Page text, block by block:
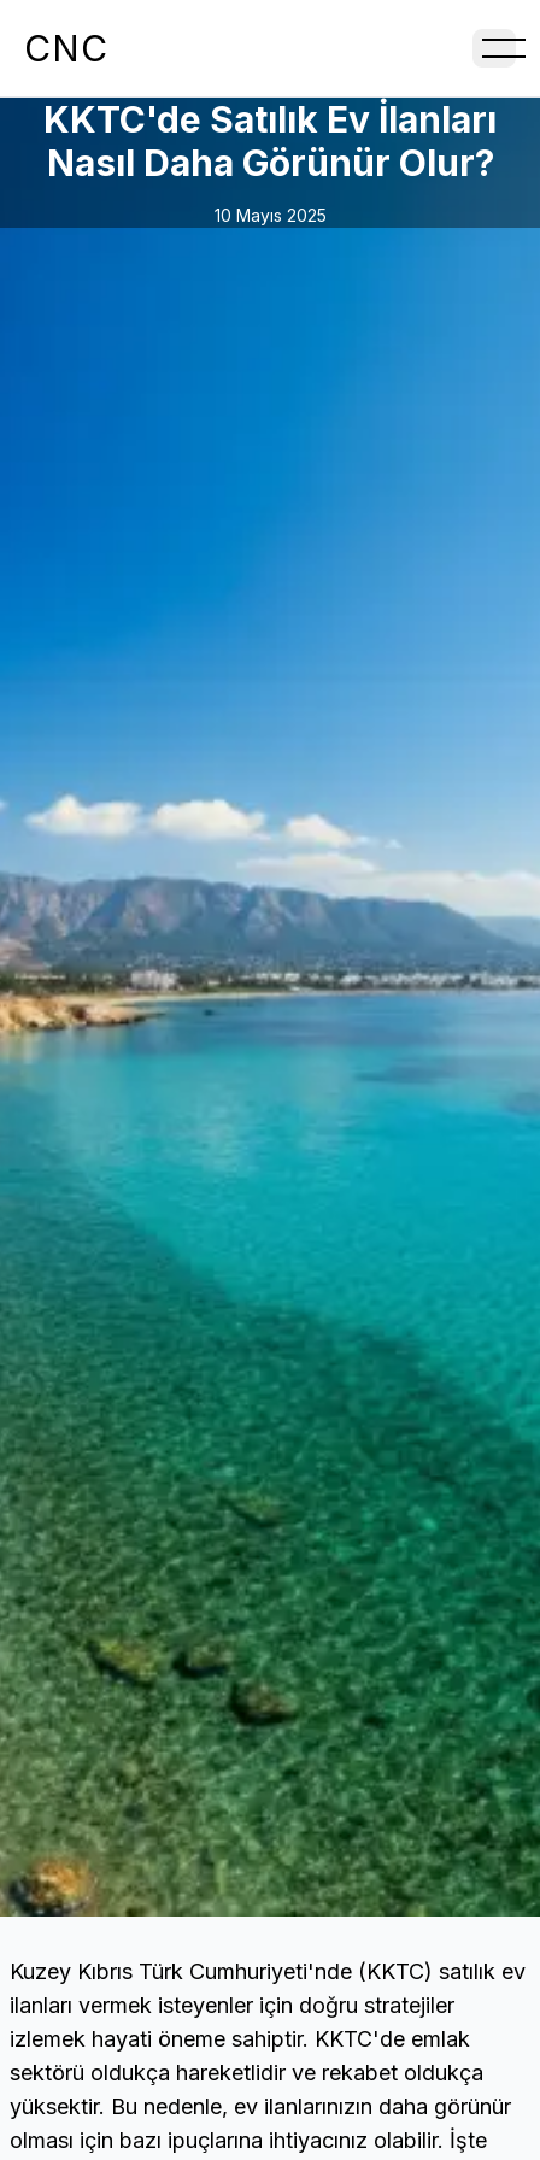
CNC
KKTC'de Satılık Ev İlanları
Nasıl Daha Görünür Olur?
10 Mayıs 2025
Kuzey Kıbrıs Türk Cumhuriyeti'nde (KKTC) satılık ev
ilanları vermek isteyenler için doğru stratejiler
izlemek hayati öneme sahiptir. KKTC'de emlak
sektörü oldukça hareketlidir ve rekabet oldukça
yüksektir. Bu nedenle, ev ilanlarınızın daha görünür
olması için bazı ipuçlarına ihtiyacınız olabilir. İşte